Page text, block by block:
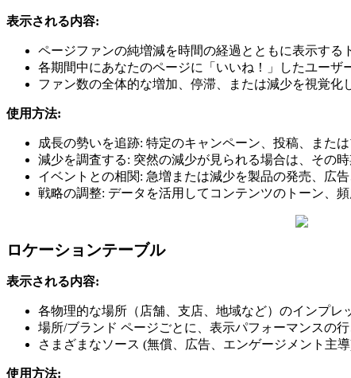
表示される内容:
ページファンの純増減を時間の経過とともに表示する
各期間中にあなたのページに「いいね！」したユーザ
ファン数の全体的な増加、停滞、または減少を視覚化
使用方法:
成長の勢いを追跡: 特定のキャンペーン、投稿、また
減少を調査する: 突然の減少が見られる場合は、その
イベントとの相関: 急増または減少を製品の発売、広
戦略の調整: データを活用してコンテンツのトーン、
ロケーションテーブル
表示される内容:
各物理的な場所（店舗、支店、地域など）のインプレ
場所/ブランド ページごとに、表示パフォーマンスの行
さまざまなソース (無償、広告、エンゲージメント主
使用方法: